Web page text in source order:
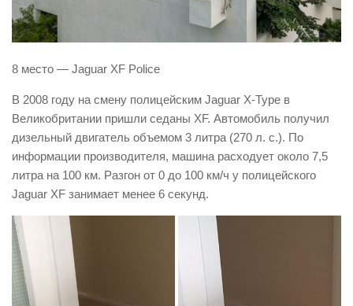
8 место — Jaguar XF Police
В 2008 году на смену полицейским Jaguar X-Type в
Великобритании пришли седаны XF. Автомобиль получил
дизельный двигатель объемом 3 литра (270 л. с.). По
информации производителя, машина расходует около 7,5
литра на 100 км. Разгон от 0 до 100 км/ч у полицейского
Jaguar XF занимает менее 6 секунд.